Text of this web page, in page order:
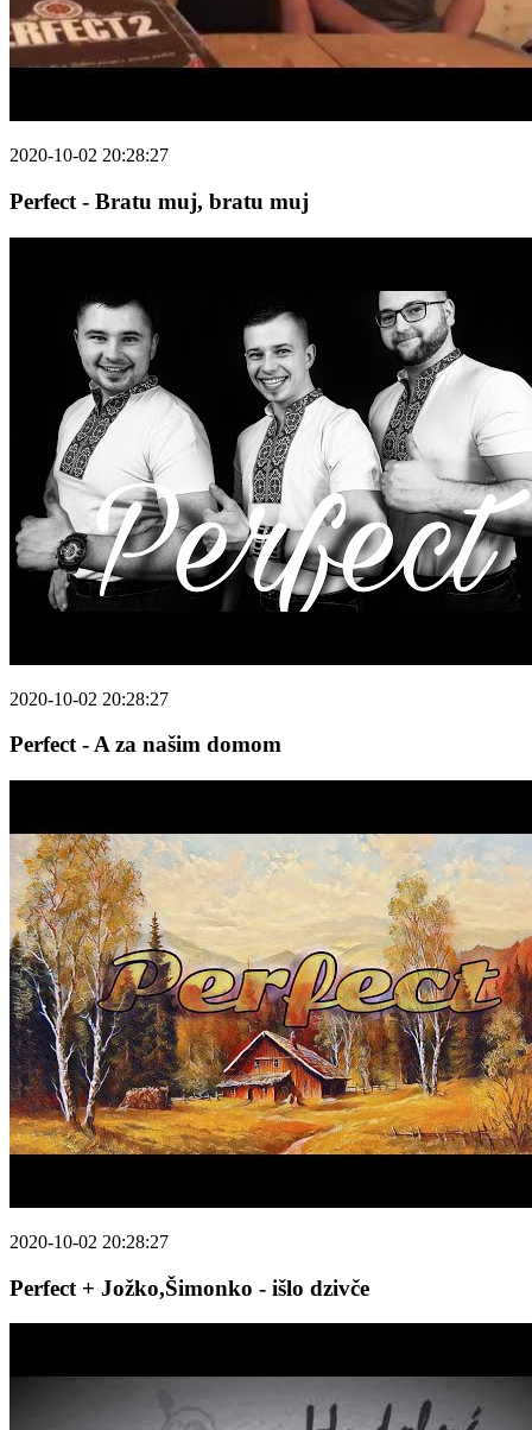
2020-10-02 20:28:27
Perfect - Bratu muj, bratu muj
2020-10-02 20:28:27
Perfect - A za našim domom
2020-10-02 20:28:27
Perfect + Jožko,Šimonko - išlo dzivče